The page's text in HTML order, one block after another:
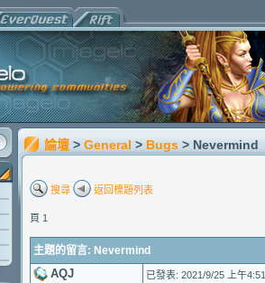
論壇 > General > Bugs > Nevermind
搜尋 返回標題列表
頁 1
主題的留言: Nevermind
AQJ 已發表: 2021/9/25 上午4:51